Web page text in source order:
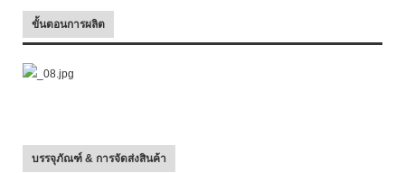
ขั้นตอนการผลิต
บรรจุภัณฑ์ & การจัดส่งสินค้า